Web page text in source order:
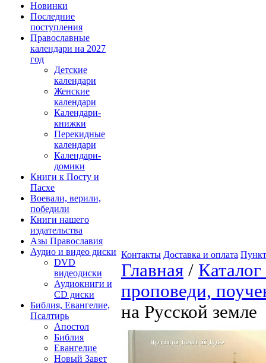
Новинки
Последние
поступления
Православные
календари на 2027
год
Детские
календари
Женские
календари
Календари-
книжки
Перекидные
календари
Календари-
домики
Книги к Посту и
Пасхе
Воевали, верили,
победили
Книги нашего
издательства
Азы Православия
Аудио и видео диски
DVD
видеодиски
Аудиокниги и
CD диски
Библия, Евангелие,
Псалтирь
Апостол
Библия
Евангелие
Новый Завет
Контакты Доставка и оплата
Главная /
проповеди,
на Русской земле